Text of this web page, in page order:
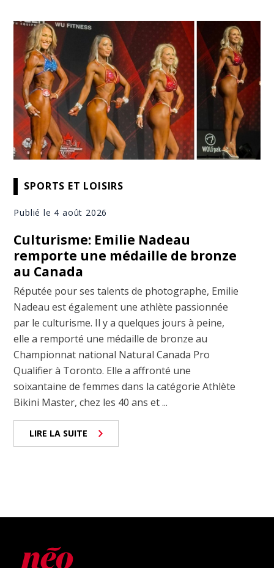
SPORTS ET LOISIRS
Publié le 4 août 2026
Culturisme: Emilie Nadeau
remporte une médaille de bronze
au Canada
Réputée pour ses talents de photographe, Emilie
Nadeau est également une athlète passionnée
par le culturisme. Il y a quelques jours à peine,
elle a remporté une médaille de bronze au
Championnat national Natural Canada Pro
Qualifier à Toronto. Elle a affronté une
soixantaine de femmes dans la catégorie Athlète
Bikini Master, chez les 40 ans et ...
LIRE LA SUITE